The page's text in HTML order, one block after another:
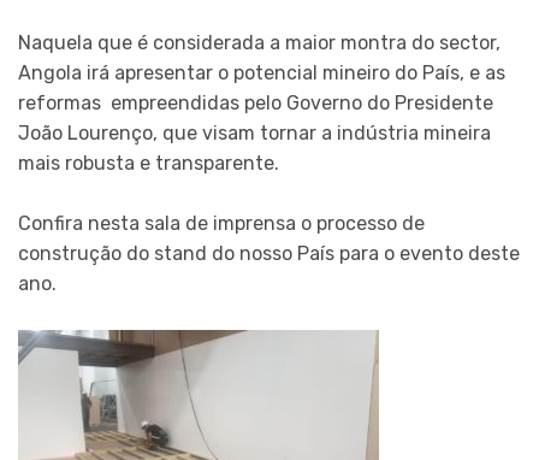
Naquela que é considerada a maior montra do sector,
Angola irá apresentar o potencial mineiro do País, e as
reformas empreendidas pelo Governo do Presidente
João Lourenço, que visam tornar a indústria mineira
mais robusta e transparente.
Confira nesta sala de imprensa o processo de
construção do stand do nosso País para o evento deste
ano.